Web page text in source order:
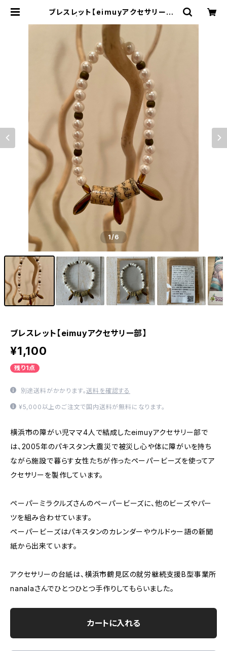
ブレスレット【eimuyアクセサリー部】
1/6
ブレスレット【eimuyアクセサリー部】
¥1,100
残り1点
別途送料がかかります。送料を確認する
¥5,000以上のご注文で国内送料が無料になります。
横浜市の障がい児ママ4人で結成したeimuyアクセサリー部で
は、2005年のパキスタン大震災で被災し心や体に障がいを持ち
ながら施設で暮らす女性たちが作ったペーパービーズを使ってア
クセサリーを製作しています。
ペーパーミラクルズさんのペーパービーズに、他のビーズやパー
ツを組み合わせています。
ペーパービーズはパキスタンのカレンダーやウルドゥー語の新聞
紙から出来ています。
アクセサリーの台紙は、横浜市鶴見区の就労継続支援B型事業所
nanalaさんでひとつひとつ手作りしてもらいました。
カートに入れる